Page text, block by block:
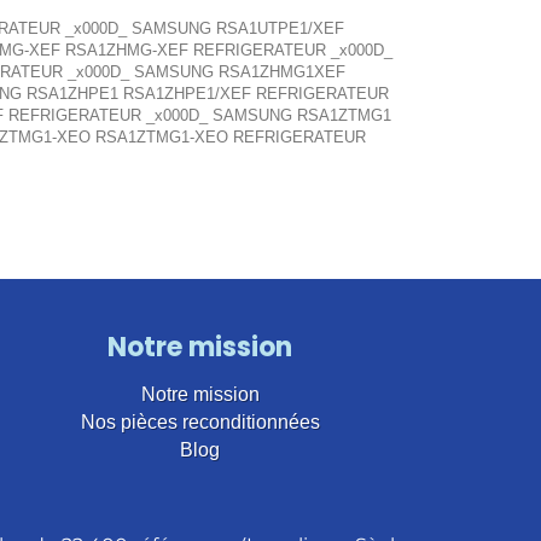
_x000D_ SAMSUNG RSA1UTPE1/XEF
XEF RSA1ZHMG-XEF REFRIGERATEUR _x000D_
_x000D_ SAMSUNG RSA1ZHMG1XEF
RSA1ZHPE1 RSA1ZHPE1/XEF REFRIGERATEUR
_x000D_ SAMSUNG RSA1ZTMG1
XEO RSA1ZTMG1-XEO REFRIGERATEUR
Notre mission
Notre mission
Nos pièces reconditionnées
Blog